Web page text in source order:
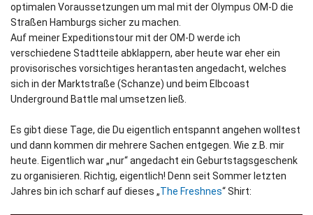
optimalen Voraussetzungen um mal mit der Olympus OM-D die
Straßen Hamburgs sicher zu machen.
Auf meiner Expeditionstour mit der OM-D werde ich
verschiedene Stadtteile abklappern, aber heute war eher ein
provisorisches vorsichtiges herantasten angedacht, welches
sich in der Marktstraße (Schanze) und beim Elbcoast
Underground Battle mal umsetzen ließ.
Es gibt diese Tage, die Du eigentlich entspannt angehen wolltest
und dann kommen dir mehrere Sachen entgegen. Wie z.B. mir
heute. Eigentlich war „nur“ angedacht ein Geburtstagsgeschenk
zu organisieren. Richtig, eigentlich! Denn seit Sommer letzten
Jahres bin ich scharf auf dieses „The Freshnes“ Shirt: